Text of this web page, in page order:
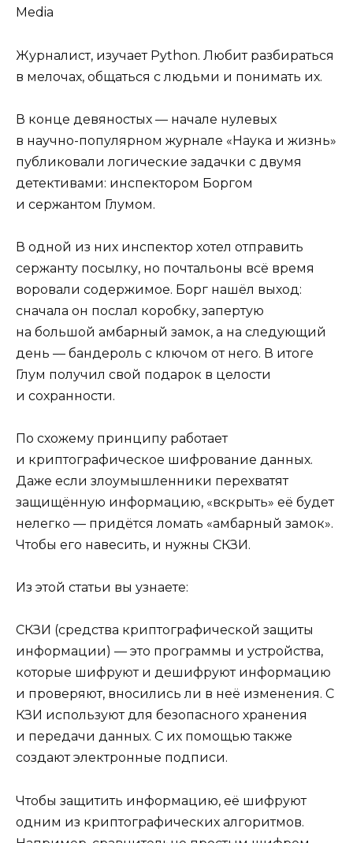
Media
Журналист, изучает Python. Любит разбираться
в мелочах, общаться с людьми и понимать их.
В конце девяностых — начале нулевых
в научно-популярном журнале «Наука и жизнь»
публиковали логические задачки с двумя
детективами: инспектором Боргом
и сержантом Глумом.
В одной из них инспектор хотел отправить
сержанту посылку, но почтальоны всё время
воровали содержимое. Борг нашёл выход:
сначала он послал коробку, запертую
на большой амбарный замок, а на следующий
день — бандероль с ключом от него. В итоге
Глум получил свой подарок в целости
и сохранности.
По схожему принципу работает
и криптографическое шифрование данных.
Даже если злоумышленники перехватят
защищённую информацию, «вскрыть» её будет
нелегко — придётся ломать «амбарный замок».
Чтобы его навесить, и нужны СКЗИ.
Из этой статьи вы узнаете:
СКЗИ (средства криптографической защиты
информации) — это программы и устройства,
которые шифруют и дешифруют информацию
и проверяют, вносились ли в неё изменения. С
КЗИ используют для безопасного хранения
и передачи данных. С их помощью также
создают электронные подписи.
Чтобы защитить информацию, её шифруют
одним из криптографических алгоритмов.